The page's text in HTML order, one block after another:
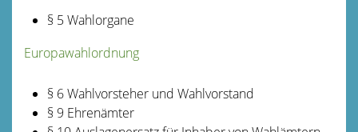
§ 5 Wahlorgane
Europawahlordnung
§ 6 Wahlvorsteher und Wahlvorstand
§ 9 Ehrenämter